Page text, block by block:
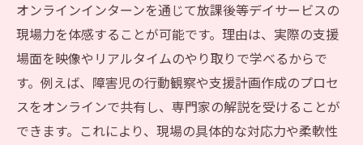
オンラインインターンを通じて放課後等デイサービスの
現場力を体感することが可能です。理由は、実際の支援
場面を映像やリアルタイムのやり取りで学べるからで
す。例えば、障害児の行動観察や支援計画作成のプロセ
スをオンラインで共有し、専門家の解説を受けることが
できます。これにより、現場の具体的な対応力や柔軟性